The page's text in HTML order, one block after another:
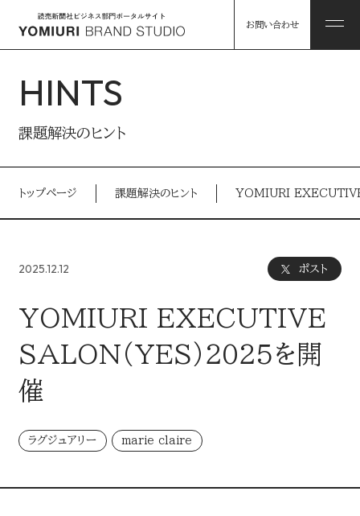
ABOUT
私たちについて トップ
HINTS
事例
LINEUP
媒体・広告メニュー
お問い合わせ
HINTS
課題解決のヒント
トップページ 課題解決のヒント YOMIURI
ポスト
2025.12.12
YOMIURI EXECUTIVE
SALON（YES）2025を開
催
ラグジュアリー marie claire